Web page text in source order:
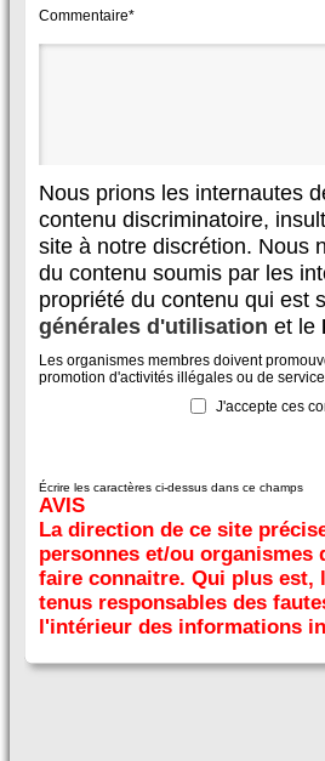
Commentaire*
Nous prions les internautes
contenu discriminatoire,
site à notre discrétion. Nous
du contenu soumis par les
propriété du contenu qui est
générales d'utilisation et le
Les organismes membres doivent
promotion d'activités illégales ou de
J'accepte ces
Écrire les caractères ci-dessus dans ce champs
AVIS
La direction de ce site
personnes et/ou
faire connaitre. Qui plus est,
tenus responsables des
l'intérieur des informations